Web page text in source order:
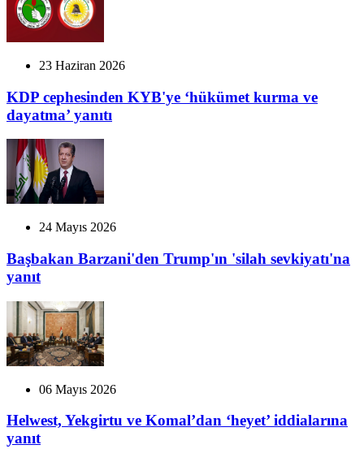
23 Haziran 2026
KDP cephesinden KYB'ye ‘hükümet kurma ve
dayatma’ yanıtı
24 Mayıs 2026
Başbakan Barzani'den Trump'ın 'silah sevkiyatı'na
yanıt
06 Mayıs 2026
Helwest, Yekgirtu ve Komal’dan ‘heyet’ iddialarına
yanıt